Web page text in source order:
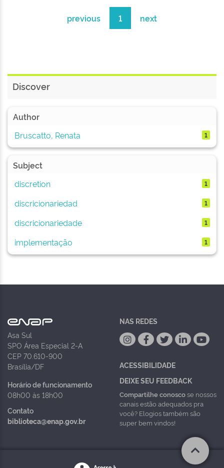
previous 1 next
Discover
Author
Bruscatto, Renata
1
Subject
discretion
1
discricionariedad 1
discricionariedade 1
implementação 1
Asa Sul
SPO Área Especial 2-A
CEP 70.610-900
Brasília/DF
Horário de funcionamento
08h00 às 18h00
Contato
biblioteca@enap.gov.br
NAS REDES
ACESSIBILIDADE
DEIXE SEU FEEDBACK
Compartilhe conoscose nossos
canais estão adequados pra
você? Elogios também são
super bem vindos!